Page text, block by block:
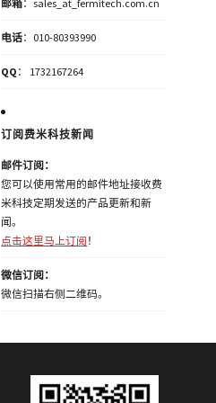
邮箱：sales_at_fermitech.com.cn
电话：010-80393990
QQ ： 1732167264
订阅费米科技新闻
邮件订阅：
您可以使用常用的邮件地址接收费
米科技定期发送的产品更新和新
闻。
点击这里马上订阅 ！
微信订阅：
微信扫描右侧二维码。